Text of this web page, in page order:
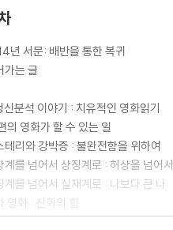
년 서문: 배반을 통한 복귀
가는 글
신분석 이야기 : 치유적인 영화읽기
의 영화가 할 수 있는 일
테리와 강박증 : 불완전함을 위하여
계를 넘어서 상징계로 : 허상을 넘어서
계를 넘어서 실재계로 : 나보다 큰 나
영화 : 신화의 힘
의 합일 : 그림자와 하나 되기